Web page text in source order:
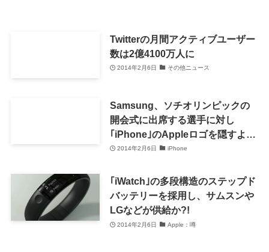
Twitterの月間アクティブユーザー
数は2億4100万人に
2014年2月6日 その他ニュース
Samsung、ソチオリンピックの
開会式に出席する選手に対し
｢iPhone｣のAppleロゴを隠すよう
要請 ｰ 自社端末無料配布の条件と
2014年2月6日 iPhone
｢iWatch｣の多段構造のステップド
バッテリーを採用し、サムスンや
LGなどが供給か?!
2014年2月6日 Apple：噂